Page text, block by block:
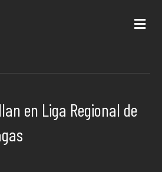
en Liga Regional de